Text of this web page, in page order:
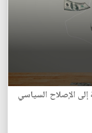
الإصلاح السياسي